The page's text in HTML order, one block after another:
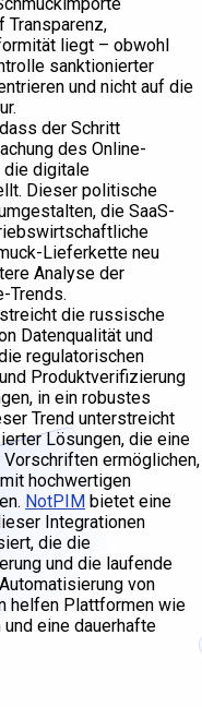
Transparenz,
liegt – obwohl
sanktionierter
und nicht auf die
der Schritt
des Online-
die digitale
Dieser politische
die SaaS-
Lieferkette neu
Analyse der
Trends.
die russische
Datenqualität und
regulatorischen
Produktverifizierung
in ein robustes
Trend unterstreicht
Lösungen, die eine
ermöglichen,
hochwertigen
NotPIM bietet eine
Integrationen
die die
und die laufende
von
helfen Plattformen wie
eine dauerhafte